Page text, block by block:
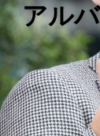
アル